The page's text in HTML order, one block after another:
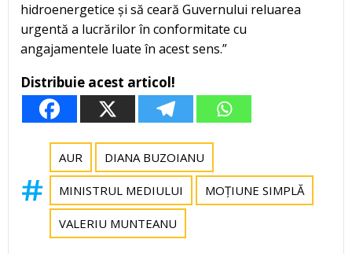
hidroenergetice și să ceară Guvernului reluarea
urgentă a lucrărilor în conformitate cu
angajamentele luate în acest sens.”
Distribuie acest articol!
AUR DIANA BUZOIANU
MINISTRUL MEDIULUI MOȚIUNE SIMPLĂ
VALERIU MUNTEANU